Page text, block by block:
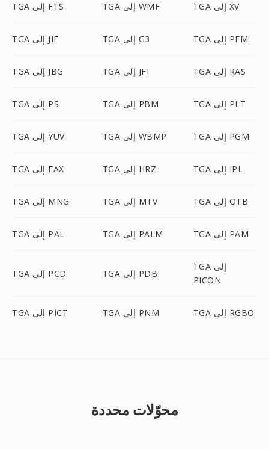
TGA إلى FTS TGA إلى WMF TGA إلى XV
TGA إلى JIF TGA إلى G3 TGA إلى PFM
TGA إلى JBG TGA إلى JFI TGA إلى RAS
TGA إلى PS TGA إلى PBM TGA إلى PLT
TGA إلى YUV TGA إلى WBMP TGA إلى PGM
TGA إلى FAX TGA إلى HRZ TGA إلى IPL
TGA إلى MNG TGA إلى MTV TGA إلى OTB
TGA إلى PAL TGA إلى PALM TGA إلى PAM
TGA إلى PCD TGA إلى PDB
TGA إلى
PICON
TGA إلى PICT TGA إلى PNM TGA إلى RGBO
محوّلات محددة